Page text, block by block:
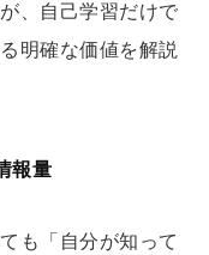
、自己学習だけで
明確な価値を解説
報量
も「自分が知って